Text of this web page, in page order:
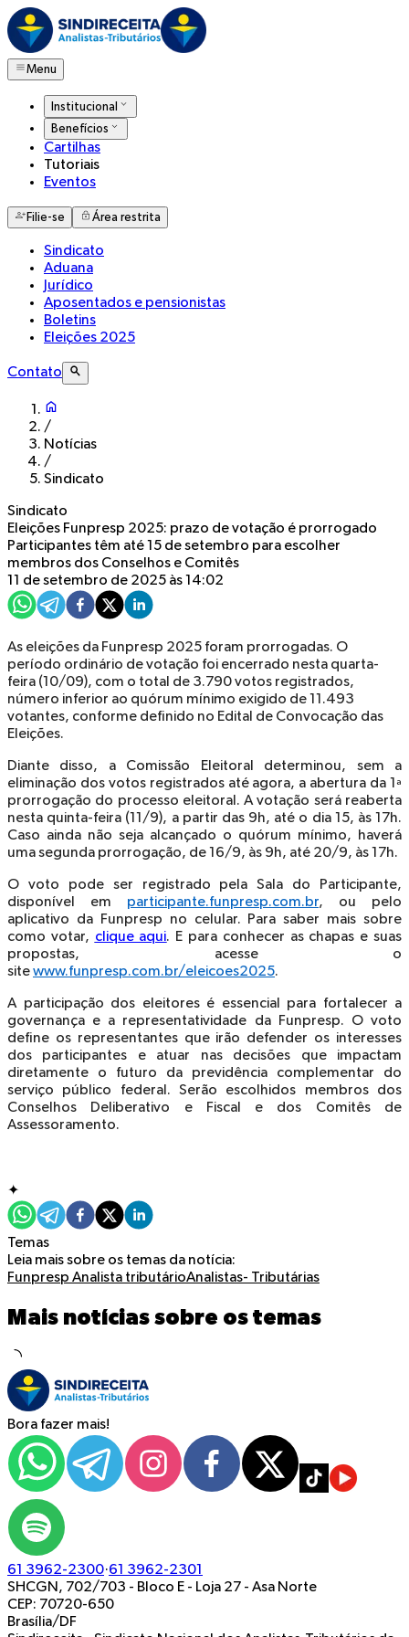
Menu
Institucional
Benefícios
Cartilhas
Tutoriais
Eventos
Filie-se Área restrita
Sindicato
Aduana
Jurídico
Aposentados e pensionistas
Boletins
Eleições 2025
Contato
/
Notícias
/
Sindicato
Sindicato
Eleições Funpresp 2025: prazo de votação é prorrogado
Participantes têm até 15 de setembro para escolher
membros dos Conselhos e Comitês
11 de setembro de 2025 às 14:02
As eleições da Funpresp 2025 foram prorrogadas. O
período ordinário de votação foi encerrado nesta quarta-
feira (10/09), com o total de 3.790 votos registrados,
número inferior ao quórum mínimo exigido de 11.493
votantes, conforme definido no Edital de Convocação das
Eleições.
Diante disso, a Comissão Eleitoral determinou, sem a
eliminação dos votos registrados até agora, a abertura da 1ª
prorrogação do processo eleitoral. A votação será reaberta
nesta quinta-feira (11/9), a partir das 9h, até o dia 15, às 17h.
Caso ainda não seja alcançado o quórum mínimo, haverá
uma segunda prorrogação, de 16/9, às 9h, até 20/9, às 17h.
O voto pode ser registrado pela Sala do Participante,
disponível em participante.funpresp.com.br, ou pelo
aplicativo da Funpresp no celular. Para saber mais sobre
como votar, clique aqui. E para conhecer as chapas e suas
propostas, acesse o
sitewww.funpresp.com.br/eleicoes2025.
A participação dos eleitores é essencial para fortalecer a
governança e a representatividade da Funpresp. O voto
define os representantes que irão defender os interesses
dos participantes e atuar nas decisões que impactam
diretamente o futuro da previdência complementar do
serviço público federal. Serão escolhidos membros dos
Conselhos Deliberativo e Fiscal e dos Comitês de
Assessoramento.
✦
Temas
Leia mais sobre os temas da notícia:
Funpresp Analista tributárioAnalistas- Tributárias
Mais notícias sobre os temas
Bora fazer mais!
61 3962-2300·61 3962-2301
SHCGN, 702/703 - Bloco E - Loja 27 - Asa Norte
CEP: 70720-650
Brasília/DF